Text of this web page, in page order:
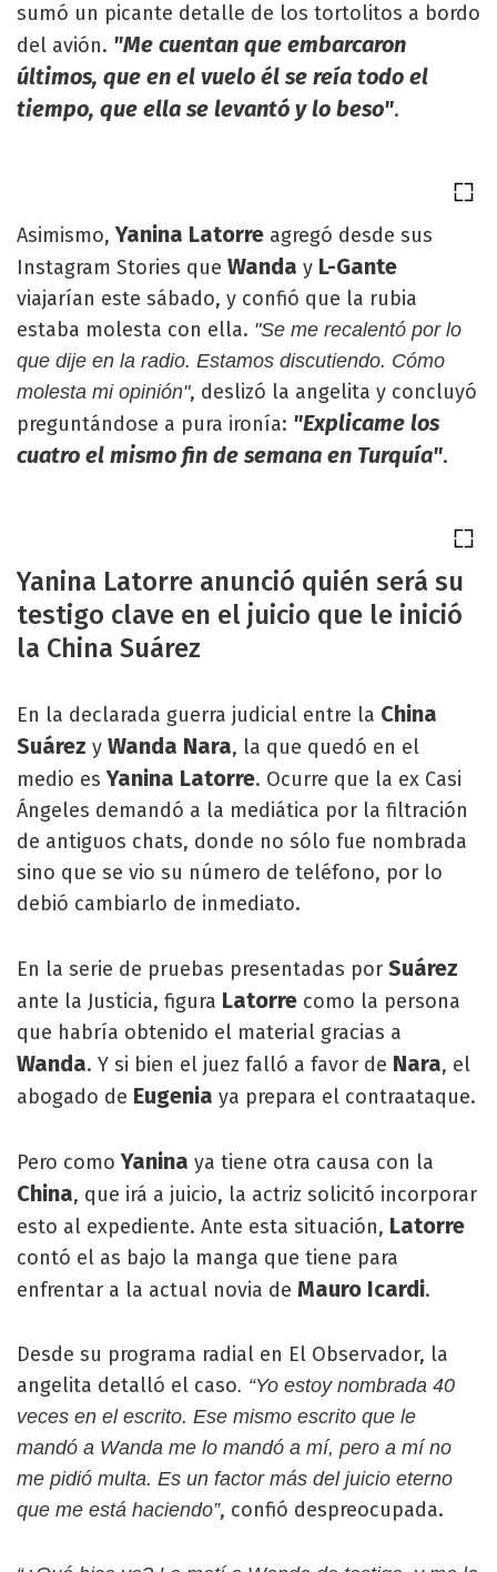
sumó un picante detalle de los tortolitos a bordo
del avión. "Me cuentan que embarcaron
últimos, que en el vuelo él se reía todo el
tiempo, que ella se levantó y lo beso".
Asimismo, Yanina Latorre agregó desde sus
Instagram Stories que Wanda y L-Gante
viajarían este sábado, y confió que la rubia
estaba molesta con ella. "Se me recalentó por lo
que dije en la radio. Estamos discutiendo. Cómo
molesta mi opinión", deslizó la angelita y concluyó
preguntándose a pura ironía: "Explicame los
cuatro el mismo fin de semana en Turquía".
Yanina Latorre anunció quién será su
testigo clave en el juicio que le inició
la China Suárez
En la declarada guerra judicial entre la China
Suárez y Wanda Nara, la que quedó en el
medio esYanina Latorre. Ocurre que la ex Casi
Ángeles demandó a la mediática por la filtración
de antiguos chats, donde no sólo fue nombrada
sino que se vio su número de teléfono, por lo
debió cambiarlo de inmediato.
En la serie de pruebas presentadas por Suárez
ante la Justicia, figura Latorre como la persona
que habría obtenido el material gracias a
Wanda. Y si bien el juez falló a favor de Nara, el
abogado de Eugenia ya prepara el contraataque.
Pero comoYanina ya tiene otra causa con la
China, que irá a juicio, la actriz solicitó incorporar
esto al expediente. Ante esta situación, Latorre
contó el as bajo la manga que tiene para
enfrentar a la actual novia de Mauro Icardi.
Desde su programa radial en El Observador, la
angelita detalló el caso. “Yo estoy nombrada 40
veces en el escrito. Ese mismo escrito que le
mandó a Wanda me lo mandó a mí, pero a mí no
me pidió multa. Es un factor más del juicio eterno
que me está haciendo”, confió despreocupada.